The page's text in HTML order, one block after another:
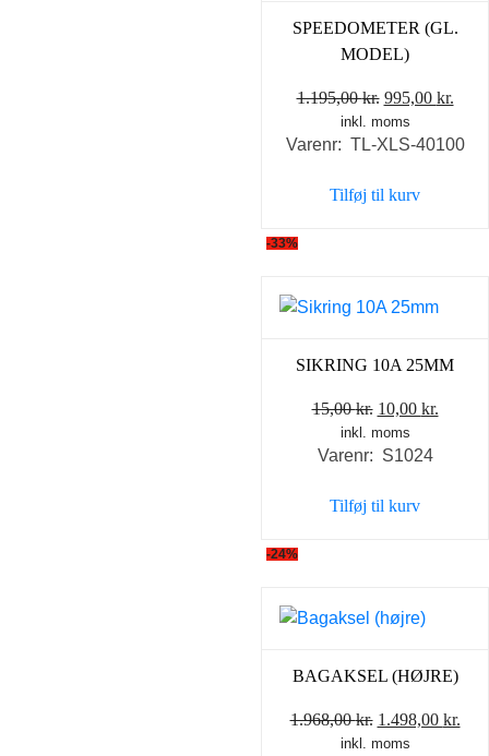
SPEEDOMETER (GL.
MODEL)
1.195,00kr. Den
oprindelige
pris
1.195,00 kr..
995,00 kr.Den
pris
inkl. moms
Varenr: TL-XLS-40100
Tilføj til kurv
-33%
SIKRING 10A 25MM
15,00kr. Den
oprindelige
pris
15,00 kr..
10,00 kr.Den
inkl. moms
Varenr: S1024
Tilføj til kurv
-24%
BAGAKSEL (HØJRE)
1.968,00kr. Den
oprindelige
1.498,00 kr.
inkl. moms